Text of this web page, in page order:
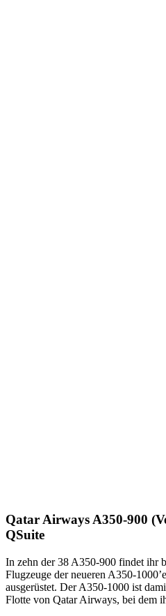
Qatar Airways A350-900
QSuite
In zehn der 38 A350-900 findet ihr
Flugzeuge der neueren A350-
ausgerüstet. Der A350-1000 ist
Flotte von Qatar Airways, bei dem